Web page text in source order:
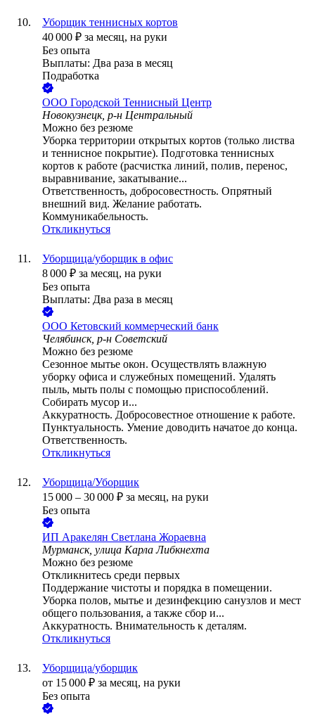
Уборщик теннисных кортов
40 000 ₽ за месяц, на руки
Без опыта
Выплаты: Два раза в месяц
Подработка
ООО Городской Теннисный Центр
Новокузнецк, р-н Центральный
Можно без резюме
Уборка территории открытых кортов (только листва
и теннисное покрытие). Подготовка теннисных
кортов к работе (расчистка линий, полив, перенос,
выравнивание, закатывание...
Ответственность, добросовестность. Опрятный
внешний вид. Желание работать.
Коммуникабельность.
Откликнуться
Уборщица/уборщик в офис
8 000 ₽ за месяц, на руки
Без опыта
Выплаты: Два раза в месяц
ООО Кетовский коммерческий банк
Челябинск, р-н Советский
Можно без резюме
Сезонное мытье окон. Осуществлять влажную
уборку офиса и служебных помещений. Удалять
пыль, мыть полы с помощью приспособлений.
Собирать мусор и...
Аккуратность. Добросовестное отношение к работе.
Пунктуальность. Умение доводить начатое до конца.
Ответственность.
Откликнуться
Уборщица/Уборщик
15 000 – 30 000 ₽ за месяц, на руки
Без опыта
ИП Аракелян Светлана Жораевна
Мурманск, улица Карла Либкнехта
Можно без резюме
Откликнитесь среди первых
Поддержание чистоты и порядка в помещении.
Уборка полов, мытье и дезинфекцию санузлов и мест
общего пользования, а также сбор и...
Аккуратность. Внимательность к деталям.
Откликнуться
Уборщица/уборщик
от 15 000 ₽ за месяц, на руки
Без опыта